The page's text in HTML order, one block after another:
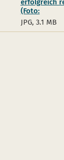
erfolgreich
(Foto:
JPG, 3.1 MB